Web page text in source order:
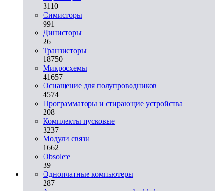
3110
Симисторы
991
Динисторы
26
Транзисторы
18750
Микросхемы
41657
Оснащение для полупроводников
4574
Программаторы и стирающие устройства
208
Комплекты пусковые
3237
Модули связи
1662
Obsolete
39
Одноплатные компьютеры
287